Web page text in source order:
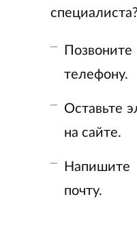
специалиста?
телефону.
Оставьте
на сайте.
почту.